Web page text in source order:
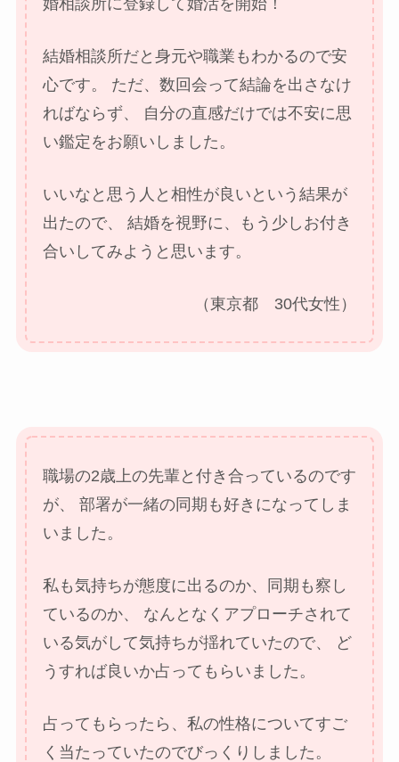
結婚相談所だと身元や職業もわかるので安
心です。
ただ、数回会って結論を出さなけ
ればならず、
自分の直感だけでは不安に思
い鑑定をお願いしました。
いいなと思う人と相性が良いという結果が
出たので、
結婚を視野に、もう少しお付き
合いしてみようと思います。
（東京都 30代女性）
職場の2歳上の先輩と付き合っているのです
が、
部署が一緒の同期も好きになってしま
いました。
私も気持ちが態度に出るのか、同期も察し
ているのか、
なんとなくアプローチされて
いる気がして気持ちが揺れていたので、
ど
うすれば良いか占ってもらいました。
占ってもらったら、私の性格についてすご
く当たっていたのでびっくりしました。